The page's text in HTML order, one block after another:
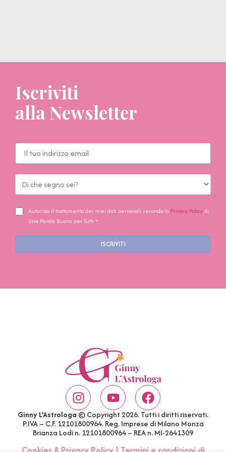
Iscriviti
alla Newsletter
Autorizzo il trattamento dei miei dati personali secondo la Privacy Policydi
Una Parola Buona per Tutti *
ISCRIVITI
Ginny L’Astrologa © Copyright 2026. Tutti i diritti riservati.
P.IVA – C.F. 12101800964. Reg. Imprese di Milano Monza
Brianza Lodi n. 12101800964 – REA n. MI-2641309